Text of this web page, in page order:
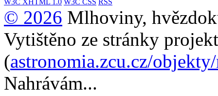
© 2026 Mlhoviny,
Vytištěno ze stránky
(astronomia.zcu.cz/
Nahrávám...